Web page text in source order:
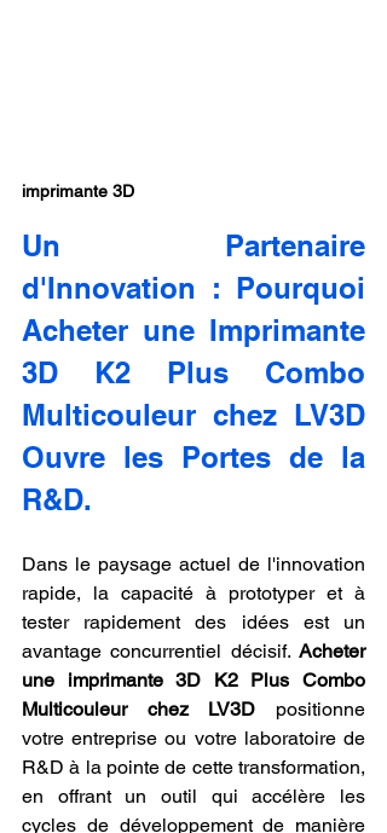
imprimante 3D
Un Partenaire
d'Innovation : Pourquoi
Acheter une Imprimante
3D K2 Plus Combo
Multicouleur chez LV3D
Ouvre les Portes de la
R&D.
Dans le paysage actuel de l'innovation
rapide, la capacité à prototyper et à
tester rapidement des idées est un
avantage concurrentiel décisif. Acheter
une imprimante 3D K2 Plus Combo
Multicouleur chez LV3D positionne
votre entreprise ou votre laboratoire de
R&D à la pointe de cette transformation,
en offrant un outil qui accélère les
cycles de développement de manière